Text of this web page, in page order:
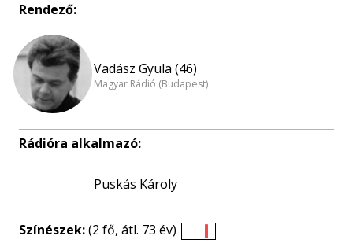
Rendező:
Vadász Gyula (46)
Magyar Rádió (Budapest)
Rádióra alkalmazó:
Puskás Károly
Színészek:(2 fő, átl. 73 év)